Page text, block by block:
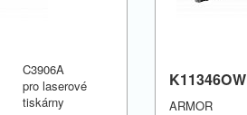
C3906A
pro laserové
tiskárny
K11346OW
ARMOR